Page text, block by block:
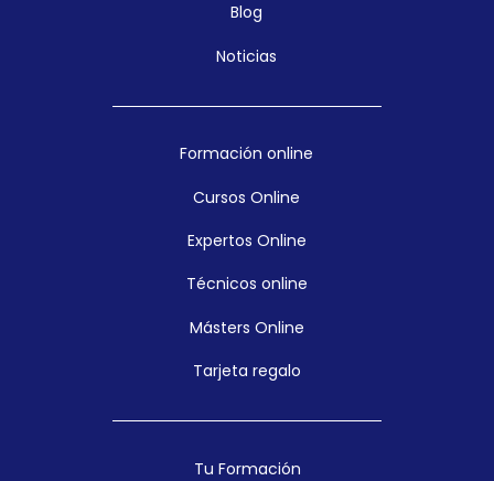
Blog
Noticias
Formación online
Cursos Online
Expertos Online
Técnicos online
Másters Online
Tarjeta regalo
Tu Formación